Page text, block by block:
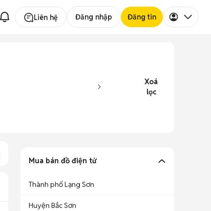
Liên hệ Đăng nhập Đăng tin
Xoá
lọc
Mua bán đồ điện tử
Thành phố Lạng Sơn
Huyện Bắc Sơn